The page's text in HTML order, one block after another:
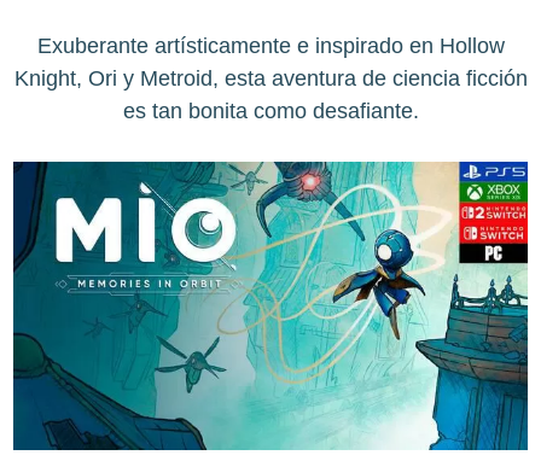
Exuberante artísticamente e inspirado en Hollow
Knight, Ori y Metroid, esta aventura de ciencia ficción
es tan bonita como desafiante.